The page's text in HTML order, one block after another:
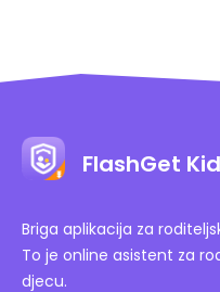
FlashGet
Briga aplikacija za
To je online asistent za
djecu.